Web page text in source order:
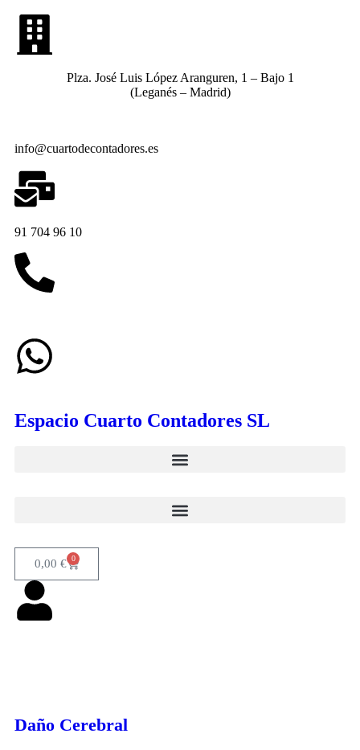
Plza. José Luis López Aranguren, 1 – Bajo 1
(Leganés – Madrid)
info@cuartodecontadores.es
91 704 96 10
Espacio Cuarto Contadores SL
0,00 € 0
Daño Cerebral